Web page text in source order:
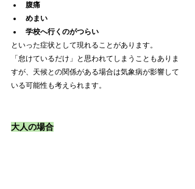
腹痛
めまい
学校へ行くのがつらい
といった症状として現れることがあります。
「怠けているだけ」と思われてしまうこともありま
すが、天候との関係がある場合は気象病が影響して
いる可能性も考えられます。
大人の場合